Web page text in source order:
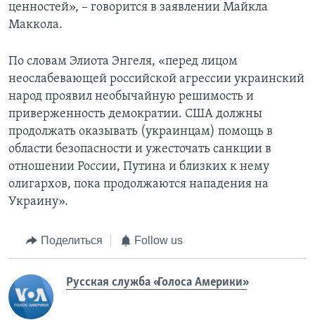
ценностей», – говорится в заявлении Майкла
Маккола.
По словам Элиота Энгеля, «перед лицом
неослабевающей российской агрессии украинский
народ проявил необычайную решимость и
приверженность демократии. США должны
продолжать оказывать (украинцам) помощь в
области безопасности и ужесточать санкции в
отношении России, Путина и близких к нему
олигархов, пока продолжаются нападения на
Украину».
Поделиться Follow us
Русская служба «Голоса Америки»